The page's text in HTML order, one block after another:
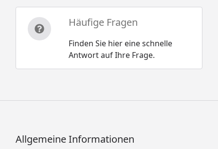
Häufige Fragen
Finden Sie hier eine schnelle
Antwort auf Ihre Frage.
Allgemeine Informationen